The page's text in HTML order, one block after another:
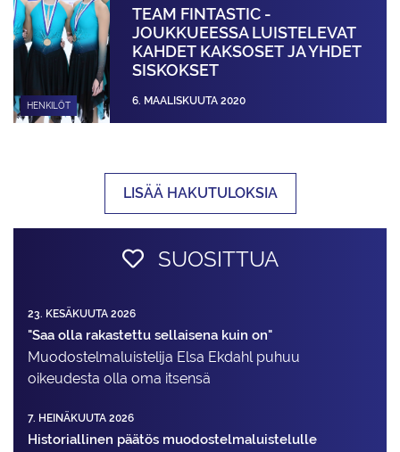
HENKILÖT
TEAM FINTASTIC -
JOUKKUEESSA LUISTELEVAT
KAHDET KAKSOSET JA YHDET
SISKOKSET
6. MAALISKUUTA 2020
LISÄÄ HAKUTULOKSIA
SUOSITTUA
23. KESÄKUUTA 2026
"Saa olla rakastettu sellaisena kuin on"
Muodostelma­luistelija Elsa Ekdahl puhuu
oikeudesta olla oma itsensä
7. HEINÄKUUTA 2026
Historiallinen päätös muodostelmaluistelulle